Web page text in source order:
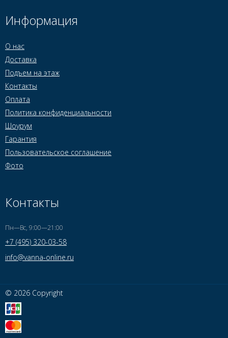
Информация
О нас
Доставка
Подъем на этаж
Контакты
Оплата
Политика конфиденциальности
Шоурум
Гарантия
Пользовательское соглашение
Фото
Контакты
Пн—Вс, 9:00—21:00
+7 (495) 320-03-58
info@vanna-online.ru
© 2026 Copyright